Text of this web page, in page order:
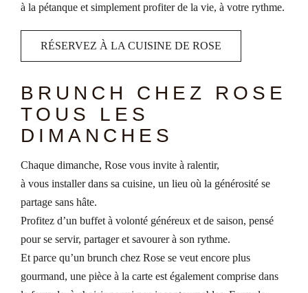
à la pétanque et simplement profiter de la vie, à votre rythme.
RÉSERVEZ À LA CUISINE DE ROSE
BRUNCH CHEZ ROSE
TOUS LES
DIMANCHES
Chaque dimanche, Rose vous invite à ralentir,
à vous installer dans sa cuisine, un lieu où la générosité se
partage sans hâte.
Profitez d’un buffet à volonté généreux et de saison, pensé
pour se servir, partager et savourer à son rythme.
Et parce qu’un brunch chez Rose se veut encore plus
gourmand, une pièce à la carte est également comprise dans